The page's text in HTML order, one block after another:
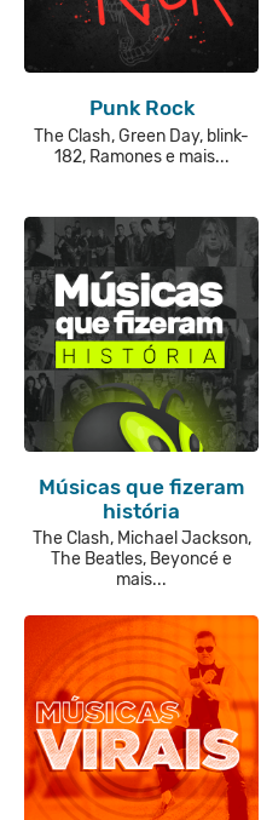
Punk Rock
The Clash, Green Day, blink-
182, Ramones e mais...
Músicas que fizeram
história
The Clash, Michael Jackson,
The Beatles, Beyoncé e
mais...